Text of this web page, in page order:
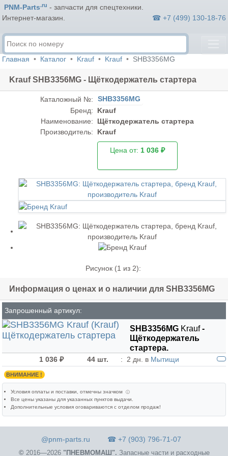
PNM-Parts.ru - запчасти для спецтехники.
Интернет-магазин.
☎ +7 (499) 130-18-76
Главная Каталог Krauf Krauf SHB3356MG
Krauf SHB3356MG - Щёткодержатель стартера
Каталожный №:
SHB3356MG
Бренд:
Krauf
Наименование:
Щёткодержатель стартера
Производитель:
Krauf
Цена от: 1 036 ₽
Рисунок (1 из 2):
Информация о ценах и о наличии для SHB3356MG
Запрошенный артикул:
SHB3356MG Krauf-
Щёткодержатель
стартера.
1 036 ₽ 44 шт. : 2 дн. в Мытищи
ВНИМАНИЕ !
Условия оплаты и поставки, отмечны значком ⓘ
Все цены указаны для указанных пунктов выдачи.
Дополнительные условия оговариваются с отделом продаж!
@pnm-parts.ru ☎ +7 (903) 796-71-07
©2016—2026 "ПНЕВМОМАШ". Запасные части и расходные